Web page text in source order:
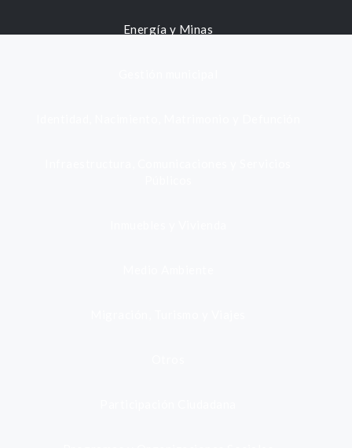
Energía y Minas